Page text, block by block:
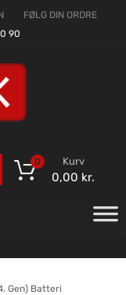
FØLG DIN ORDRE
90
Kurv
0,00 kr.
0
Gen) Batteri